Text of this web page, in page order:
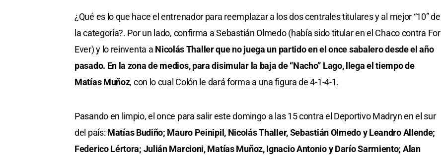
¿Qué es lo que hace el entrenador para reemplazar a los dos centrales titulares y al mejor “10” de
la categoría?. Por un lado, confirma a Sebastián Olmedo (había sido titular en el Chaco contra For
Ever) y lo reinventa a Nicolás Thaller que no juega un partido en el once sabalero desde el año
pasado. En la zona de medios, para disimular la baja de “Nacho” Lago, llega el tiempo de
Matías Muñoz, con lo cual Colón le dará forma a una figura de 4-1-4-1.
Pasando en limpio, el once para salir este domingo a las 15 contra el Deportivo Madryn en el sur
del país: Matías Budiño; Mauro Peinipil, Nicolás Thaller, Sebastián Olmedo y Leandro Allende;
Federico Lértora; Julián Marcioni, Matías Muñoz, Ignacio Antonio y Darío Sarmiento; Alan